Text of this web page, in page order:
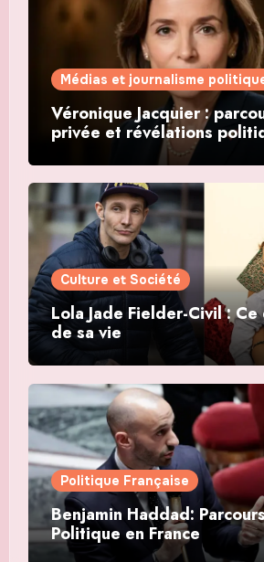
Médias et journalisme
Véronique Jacquier :
privée et révélations
Culture et Société
Lola Jade Fielder-Civil : Ce
de sa vie
Politique Française
Benjamin Haddad:
Politique en France